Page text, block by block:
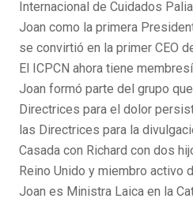
Internacional de Cuidados
Joan como la primera
se convirtió en la primer CEO
El ICPCN ahora tiene
Joan formó parte del grupo
Directrices para el dolor
las Directrices para la
Casada con Richard con dos
Reino Unido y miembro activo
Joan es Ministra Laica en la